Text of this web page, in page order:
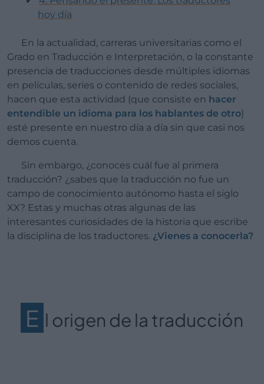
hoy día
En la actualidad, carreras universitarias como el
Grado en Traducción e Interpretación, o la constante
presencia de traducciones desde múltiples idiomas
en películas, series o contenido de redes sociales,
hacen que esta actividad (que consiste en hacer
entendible un idioma para los hablantes de otro)
esté presente en nuestro día a día sin que casi nos
demos cuenta.
Sin embargo, ¿conoces cuál fue al primera
traducción? ¿sabes que la traducción no fue un
campo de conocimiento autónomo hasta el siglo
XX? Estas y muchas otras algunas de las
interesantes curiosidades de la historia que escribe
la disciplina de los traductores. ¿Vienes a conocerla?
E l origen de la traducción